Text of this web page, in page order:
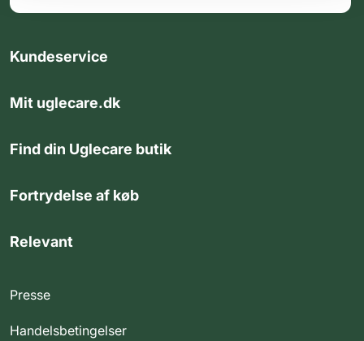
Kundeservice
Mit uglecare.dk
Find din Uglecare butik
Fortrydelse af køb
Relevant
Presse
Handelsbetingelser